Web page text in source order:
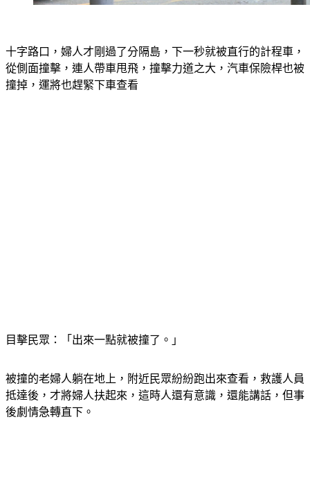
十字路口，婦人才剛過了分隔島，下一秒就被直行的計程車，
從側面撞擊，連人帶車甩飛，撞擊力道之大，汽車保險桿也被
被撞的老婦人躺在地上，附近民眾紛紛跑出來查看，救護人員
抵達後，才將婦人扶起來，這時人還有意識，還能講話，但事